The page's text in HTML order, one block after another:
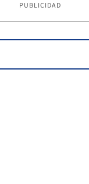
PUBLICIDAD